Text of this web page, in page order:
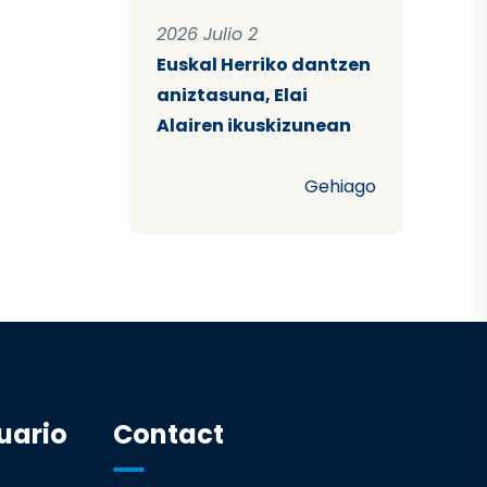
2026 Julio 2
Euskal Herriko dantzen
aniztasuna, Elai
Alairen ikuskizunean
Gehiago
Contact